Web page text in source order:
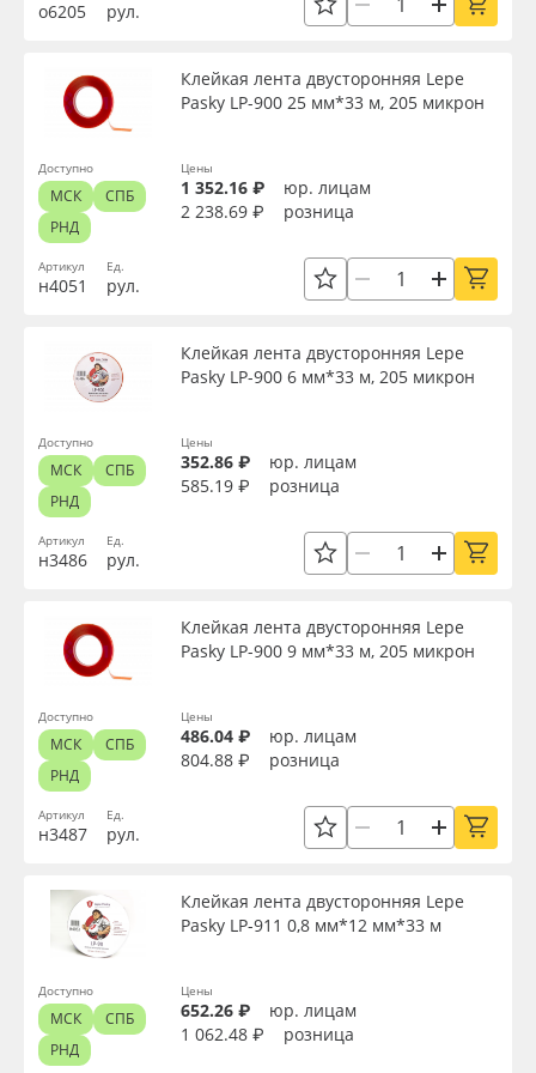
о6205 рул.
Артикул
н4051
Клейкая лента двусторонняя Lepe
Pasky LP-900 25 мм*33 м, 205 микрон
Ед.
рул.
Цены
1 352.16 ₽
юр. лицам
2 238.69 ₽
розница
Доступно
МСК
СПБ
РНД
Артикул
н3486
Клейкая лента двусторонняя Lepe
Pasky LP-900 6 мм*33 м, 205 микрон
Ед.
рул.
Цены
352.86 ₽
юр. лицам
585.19 ₽
розница
Доступно
МСК
СПБ
РНД
Артикул
н3487
Клейкая лента двусторонняя Lepe
Pasky LP-900 9 мм*33 м, 205 микрон
Ед.
рул.
Цены
486.04 ₽
юр. лицам
804.88 ₽
розница
Доступно
МСК
СПБ
РНД
Клейкая лента двусторонняя Lepe
Pasky LP-911 0,8 мм*12 мм*33 м
Цены
652.26 ₽
юр. лицам
1 062.48 ₽
розница
Доступно
МСК
СПБ
РНД